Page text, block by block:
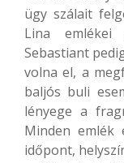
ügy szálait
Lina emlékei
Sebastiant
volna el, a
baljós buli
lényege a
Minden emlék
időpont,